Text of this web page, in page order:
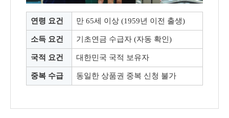
연령 요건 만 65세 이상 (1959년 이전 출생)
소득 요건 기초연금 수급자 (자동 확인)
국적 요건 대한민국 국적 보유자
중복 수급 동일한 상품권 중복 신청 불가